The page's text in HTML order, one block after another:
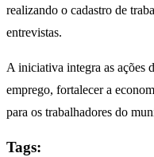
realizando o cadastro de
entrevistas.
A iniciativa integra as ações
emprego, fortalecer a
para os trabalhadores do
Tags: